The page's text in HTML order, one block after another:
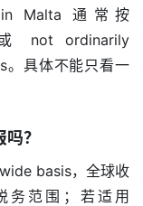
in Malta 通常按
not ordinarily
具体不能只看一
？
basis，全球收
务范围；若适用